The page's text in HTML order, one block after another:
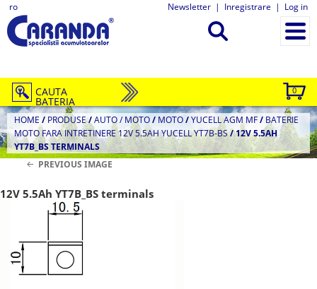
ro Newsletter | Inregistrare | Log in
0
CAUTA
BATERIA
HOME / PRODUSE/AUTO / MOTO/ MOTO/YUCELL AGM MF/ BATERIE
MOTO FARA INTRETINERE 12V 5.5AH YUCELL YT7B-BS/12V 5.5AH
YT7B_BS TERMINALS
PREVIOUS IMAGE
12V 5.5Ah YT7B_BS terminals